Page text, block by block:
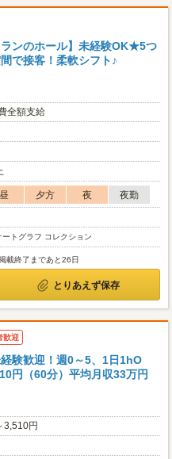
ランのホール】未経験OK★5つ
で接客！柔軟シフト♪
全額支給
昼 夕方 夜
夜勤
トグラフ コレクション
載終了まであと26日
とりあえず保存
歓迎
経験歓迎！週0～5、1日1hO
円（60分）平均月収33万円
3,510円